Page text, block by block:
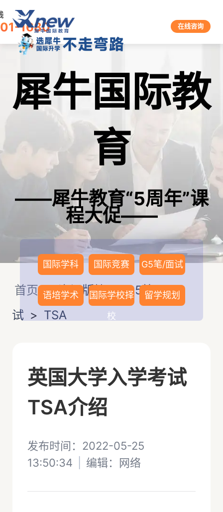
1680 在线咨询
犀牛国际教
育
——犀牛教育“5周年”课
程大促——
国际学科 国际竞赛 G5笔/面试
语培学术
国际学校择
校
留学规划
首页>资讯版块>G5笔/面
试 > TSA
英国大学入学考试
TSA介绍
发布时间：2022-05-25
13:50:34
编辑： 网络